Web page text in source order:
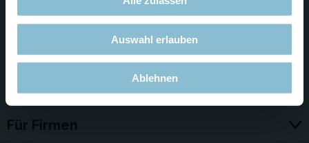
Auswahl erlauben
Ablehnen
Labor für digitale Angelegenheitenfür die Unterstützung bei
der Gestaltung und Umsetzung dieser Seite!
Service & Kontakt
Für Firmen